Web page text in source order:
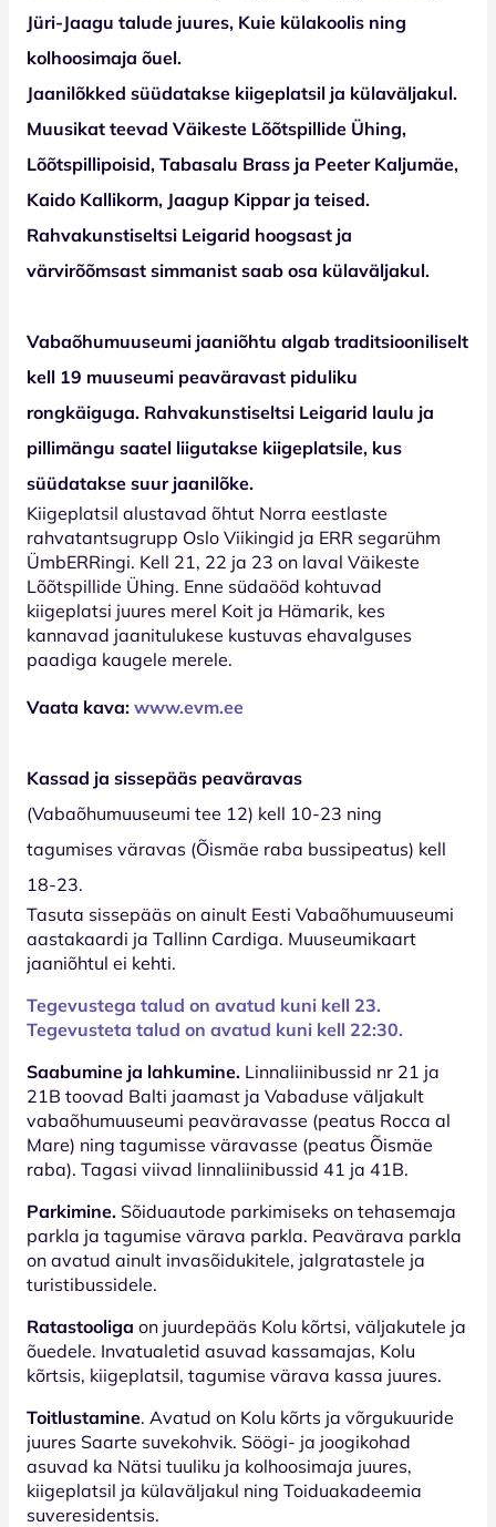
Jüri-Jaagu talude juures, Kuie külakoolis ning
kolhoosimaja õuel.
Jaanilõkked süüdatakse kiigeplatsil ja külaväljakul.
Muusikat teevad Väikeste Lõõtspillide Ühing,
Lõõtspillipoisid, Tabasalu Brass ja Peeter Kaljumäe,
Kaido Kallikorm, Jaagup Kippar ja teised.
Rahvakunstiseltsi Leigarid hoogsast ja
värvirõõmsast simmanist saab osa külaväljakul.
Vabaõhumuuseumi jaaniõhtu algab traditsiooniliselt
kell 19 muuseumi peaväravast piduliku
rongkäiguga. Rahvakunstiseltsi Leigarid laulu ja
pillimängu saatel liigutakse kiigeplatsile, kus
süüdatakse suur jaanilõke.
Kiigeplatsil alustavad õhtut Norra eestlaste
rahvatantsugrupp Oslo Viikingid ja ERR segarühm
ÜmbERRingi. Kell 21, 22 ja 23 on laval Väikeste
Lõõtspillide Ühing. Enne südaööd kohtuvad
kiigeplatsi juures merel Koit ja Hämarik, kes
kannavad jaanitulukese kustuvas ehavalguses
paadiga kaugele merele.
Vaata kava: www.evm.ee
Kassad ja sissepääs peaväravas
(Vabaõhumuuseumi tee 12) kell 10-23 ning
tagumises väravas (Õismäe raba bussipeatus) kell
18-23.
Tasuta sissepääs on ainult Eesti Vabaõhumuuseumi
aastakaardi ja Tallinn Cardiga. Muuseumikaart
jaaniõhtul ei kehti.
Tegevustega talud on avatud kuni kell 23.
Tegevusteta talud on avatud kuni kell 22:30.
Saabumine ja lahkumine. Linnaliinibussid nr 21 ja
21B toovad Balti jaamast ja Vabaduse väljakult
vabaõhumuuseumi peaväravasse (peatus Rocca al
Mare) ning tagumisse väravasse (peatus Õismäe
raba). Tagasi viivad linnaliinibussid 41 ja 41B.
Parkimine. Sõiduautode parkimiseks on tehasemaja
parkla ja tagumise värava parkla. Peavärava parkla
on avatud ainult invasõidukitele, jalgratastele ja
turistibussidele.
Ratastooliga on juurdepääs Kolu kõrtsi, väljakutele ja
õuedele. Invatualetid asuvad kassamajas, Kolu
kõrtsis, kiigeplatsil, tagumise värava kassa juures.
Toitlustamine. Avatud on Kolu kõrts ja võrgukuuride
juures Saarte suvekohvik. Söögi- ja joogikohad
asuvad ka Nätsi tuuliku ja kolhoosimaja juures,
kiigeplatsil ja külaväljakul ning Toiduakadeemia
suveresidentsis.